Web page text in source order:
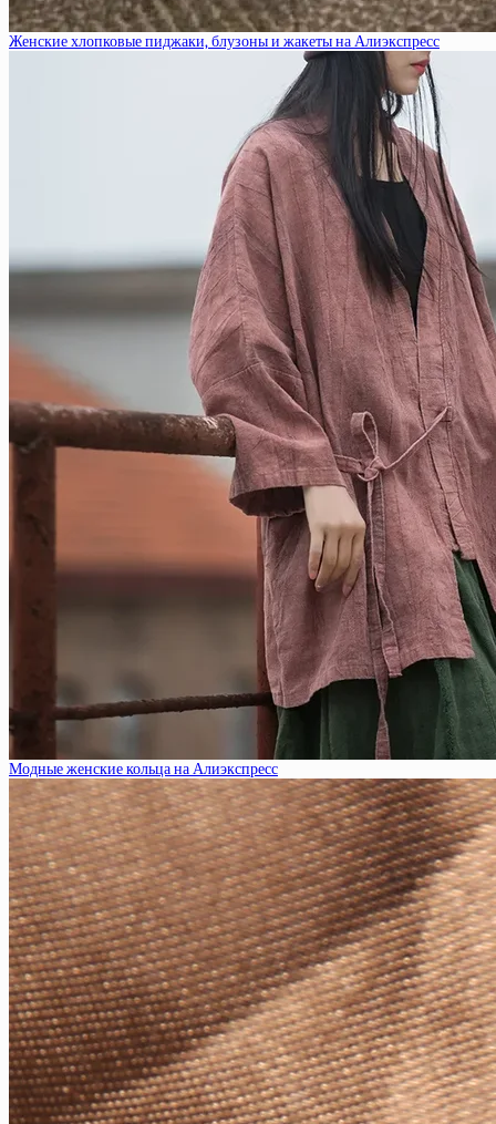
Женские хлопковые пиджаки, блузоны и жакеты на Алиэкспресс
Модные женские кольца на Алиэкспресс